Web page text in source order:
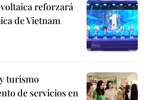
reforzará
de Vietnam
turismo
de servicios en